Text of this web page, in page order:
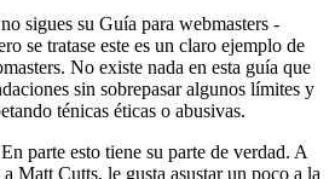
sigues su Guía para webmasters -
se tratase este es un claro ejemplo de
No existe nada en esta guía que
sin sobrepasar algunos límites y
ténicas éticas o abusivas.
parte esto tiene su parte de verdad. A
Matt Cutts, le gusta asustar un poco a la